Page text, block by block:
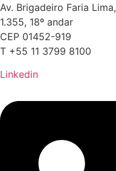
Av. Brigadeiro Faria Lima,
1.355, 18º andar
CEP 01452-919
T +55 11 3799 8100
Linkedin